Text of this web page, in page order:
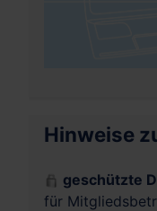
Hinweise
geschützte
für